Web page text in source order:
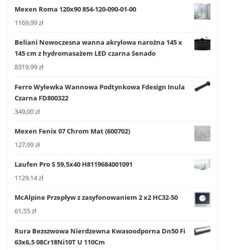
Mexen Roma 120x90 854-120-090-01-00
1169,99zł
Beliani Nowoczesna wanna akrylowa narożna 145 x
145 cm z hydromasażem LED czarna Senado
8319,99zł
Ferro Wylewka Wannowa Podtynkowa Fdesign Inula
Czarna FD800322
349,00zł
Mexen Fenix 07 Chrom Mat (600702)
127,99zł
Laufen Pro S 59,5x40 H8119684001091
1129,14zł
McAlpine Przepływ z zasyfonowaniem 2 x2 HC32-50
61,55zł
Rura Bezszwowa Nierdzewna Kwasoodporna Dn50 Fi
63x6,5 08Cr18Ni10T U 110Cm